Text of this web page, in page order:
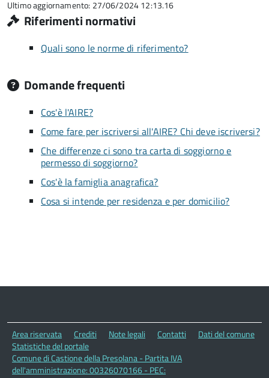
5
Ultimo aggiornamento: 27/06/2024 12:13.16
Riferimenti normativi
Quali sono le norme di riferimento?
Domande frequenti
Cos'è l'AIRE?
Come fare per iscriversi all'AIRE? Chi deve iscriversi?
Che differenze ci sono tra carta di soggiorno e
permesso di soggiorno?
Cos'è la famiglia anagrafica?
Cosa si intende per residenza e per domicilio?
Area riservata Crediti Note legali Contatti
Dati del comune
Statistiche del portale
Comune di Castione della Presolana - Partita IVA
dell'amministrazione: 00326070166 - PEC: